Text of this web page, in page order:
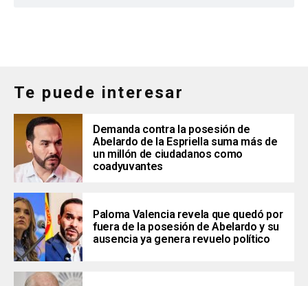
Te puede interesar
Demanda contra la posesión de
Abelardo de la Espriella suma más de
un millón de ciudadanos como
coadyuvantes
Paloma Valencia revela que quedó por
fuera de la posesión de Abelardo y su
ausencia ya genera revuelo político